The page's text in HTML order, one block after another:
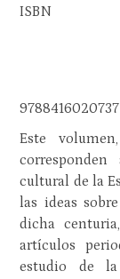
ISBN
9788416020737
Este
cultural de la
las ideas
dicha
artículos
estudio de